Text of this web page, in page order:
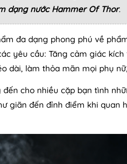
dạng nước Hammer Of Thor.
đa dạng phong phú về
yêu cầu: Tăng cảm giác
dài, làm thỏa mãn mọi phụ
đến cho nhiều cặp bạn tình
giãn đến đỉnh điểm khi quan